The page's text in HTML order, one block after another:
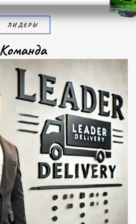
ЛИДЕРЫ
Команда